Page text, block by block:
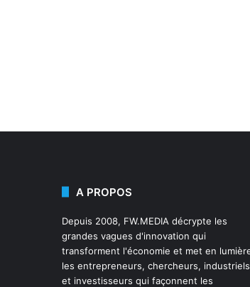
A PROPOS
Depuis 2008, FW.MEDIA décrypte les
grandes vagues d'innovation qui
transforment l'économie et met en
les entrepreneurs, chercheurs, industriels
et investisseurs qui façonnent les